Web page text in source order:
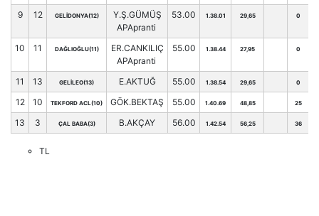
9 12 GELİDONYA(12)
Y.Ş.GÜMÜŞ
APApranti
53.00 1.38.01 29,65 0
10 11 DAĞLIOĞLU(11)
ER.CANKILIÇ
APApranti
55.00 1.38.44 27,95 0
11 13 GELİLEO(13) E.AKTUĞ 55.00 1.38.54 29,65 0
12 10 TEKFORD ACL(10) GÖK.BEKTAŞ 55.00 1.40.69 48,85 25
13 3 ÇAL BABA(3) B.AKÇAY 56.00 1.42.54 56,25 36
TL